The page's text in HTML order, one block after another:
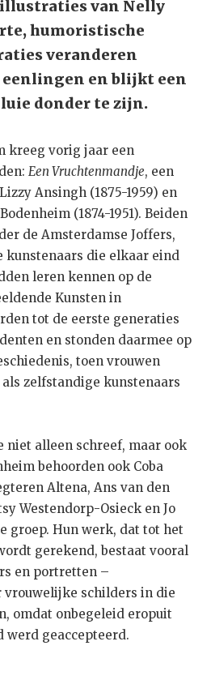
van Nelly
humoristische
veranderen
en blijkt een
donder te zijn.
kreeg vorig jaar een
Een Vruchtenmandje, een
Ansingh (1875-1959) en
(1874-1951). Beiden
de Amsterdamse Joffers,
kunstenaars die elkaar eind
leren kennen op de
Kunsten in
tot de eerste generaties
en stonden daarmee op
toen vrouwen
zelfstandige kunstenaars
niet alleen schreef, maar ook
behoorden ook Coba
Altena, Ans van den
Westendorp-Osieck en Jo
groep. Hun werk, dat tot het
gerekend, bestaat vooral
en portretten –
vrouwelijke schilders in die
omdat onbegeleid eropuit
geaccepteerd.